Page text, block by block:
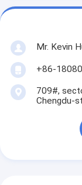
Mr. Kevin
+86-
709#,
Chengdu-